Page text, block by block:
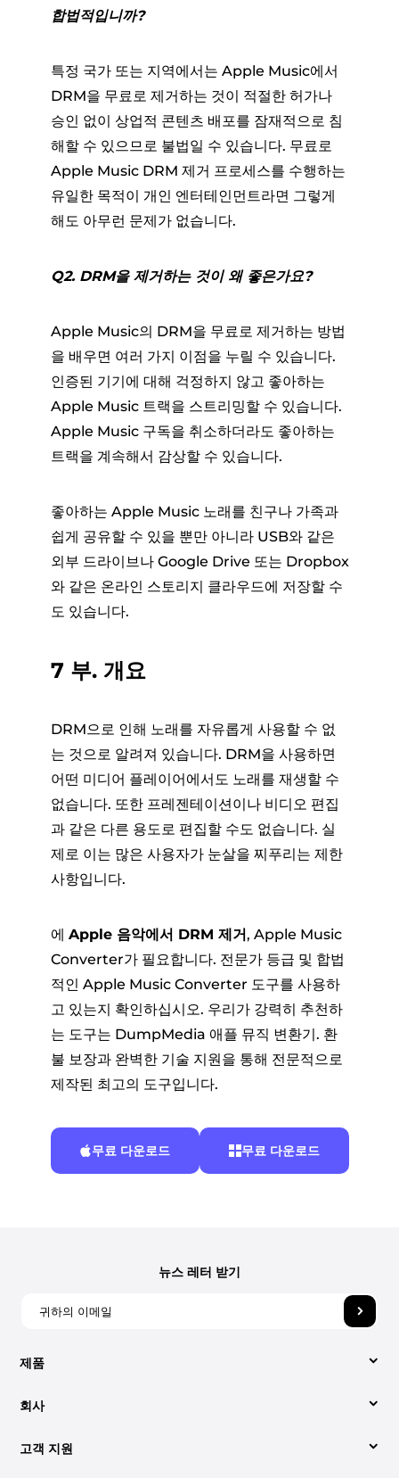
합법적입니까?
특정 국가 또는 지역에서는 Apple Music에서
DRM을 무료로 제거하는 것이 적절한 허가나
승인 없이 상업적 콘텐츠 배포를 잠재적으로 침
해할 수 있으므로 불법일 수 있습니다. 무료로
Apple Music DRM 제거 프로세스를 수행하는
유일한 목적이 개인 엔터테인먼트라면 그렇게
해도 아무런 문제가 없습니다.
Q2. DRM을 제거하는 것이 왜 좋은가요?
Apple Music의 DRM을 무료로 제거하는 방법
을 배우면 여러 가지 이점을 누릴 수 있습니다.
인증된 기기에 대해 걱정하지 않고 좋아하는
Apple Music 트랙을 스트리밍할 수 있습니다.
Apple Music 구독을 취소하더라도 좋아하는
트랙을 계속해서 감상할 수 있습니다.
좋아하는 Apple Music 노래를 친구나 가족과
쉽게 공유할 수 있을 뿐만 아니라 USB와 같은
외부 드라이브나 Google Drive 또는 Dropbox
와 같은 온라인 스토리지 클라우드에 저장할 수
도 있습니다.
7 부. 개요
DRM으로 인해 노래를 자유롭게 사용할 수 없
는 것으로 알려져 있습니다. DRM을 사용하면
어떤 미디어 플레이어에서도 노래를 재생할 수
없습니다. 또한 프레젠테이션이나 비디오 편집
과 같은 다른 용도로 편집할 수도 없습니다. 실
제로 이는 많은 사용자가 눈살을 찌푸리는 제한
사항입니다.
에 Apple 음악에서 DRM 제거, Apple Music
Converter가 필요합니다. 전문가 등급 및 합법
적인 Apple Music Converter 도구를 사용하
고 있는지 확인하십시오. 우리가 강력히 추천하
는 도구는 DumpMedia 애플 뮤직 변환기. 환
불 보장과 완벽한 기술 지원을 통해 전문적으로
제작된 최고의 도구입니다.
무료 다운로드 무료 다운로드
제품
비디오 컨버터
고객 지원
회사
회사 소개
뉴스 레터 받기